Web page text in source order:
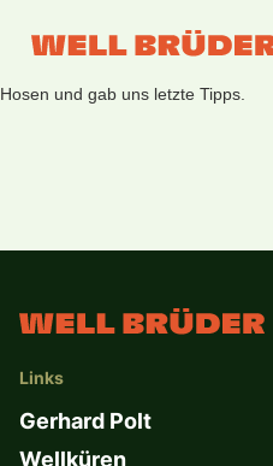
Hosen und gab uns letzte Tipps.
Links
Gerhard Polt
Wellküren